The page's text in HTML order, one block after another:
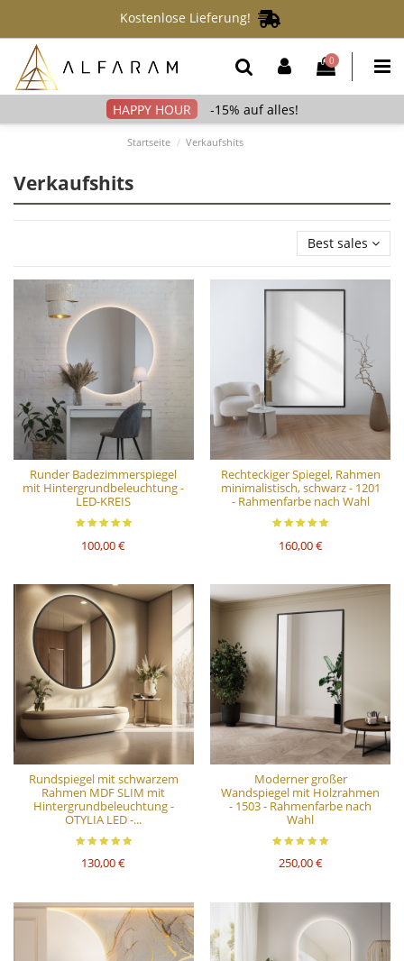
Kostenlose Lieferung!
0
-15% auf alles!
Startseite Verkaufshits
Verkaufshits
Best sales
Runder Badezimmerspiegel
mit Hintergrundbeleuchtung -
LED-KREIS
100,00 €
Rechteckiger Spiegel, Rahmen
minimalistisch, schwarz - 1201
- Rahmenfarbe nach Wahl
160,00 €
Rundspiegel mit schwarzem
Rahmen MDF SLIM mit
Hintergrundbeleuchtung -
OTYLIA LED -...
130,00 €
Moderner großer
Wandspiegel mit Holzrahmen
- 1503 - Rahmenfarbe nach
Wahl
250,00 €